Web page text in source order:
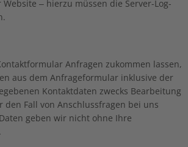
– hierzu müssen die Server-Log-
Anfragen zukommen lassen,
aus dem Anfrageformular inklusive der
Kontaktdaten zwecks Bearbeitung
den Fall von Anschlussfragen bei uns
geben wir nicht ohne Ihre